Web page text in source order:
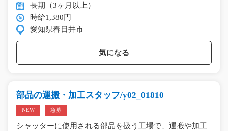
長期（3ヶ月以上）
時給1,380円
愛知県春日井市
気になる
部品の運搬・加工スタッフ/y02_01810
NEW 急募
シャッターに使用される部品を扱う工場で、運搬や加工